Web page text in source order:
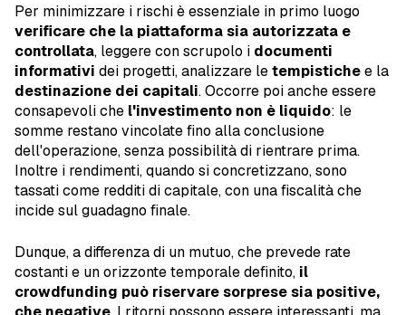
Per minimizzare i rischi è essenziale in primo luogo
verificare che la piattaforma sia autorizzata e
controllata, leggere con scrupolo i documenti
informativi dei progetti, analizzare letempistichee la
destinazione dei capitali. Occorre poi anche essere
consapevoli che l'investimento non è liquido: le
somme restano vincolate fino alla conclusione
dell'operazione, senza possibilità di rientrare prima.
Inoltre i rendimenti, quando si concretizzano, sono
tassati come redditi di capitale, con una fiscalità che
incide sul guadagno finale.
Dunque, a differenza di un mutuo, che prevede rate
costanti e un orizzonte temporale definito, il
crowdfunding può riservare sorprese sia positive,